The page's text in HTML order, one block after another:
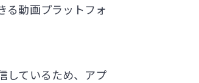
る動画プラットフォ
しているため、アプ